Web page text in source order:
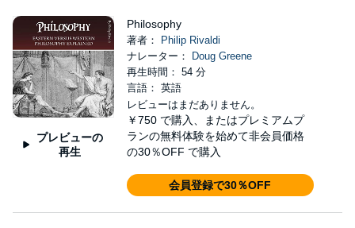
プレビューの
再生
Philosophy
著者：
Philip Rivaldi
ナレーター：
Doug Greene
再生時間： 54 分
言語： 英語
レビューはまだありません。
￥750 で購入、またはプレミアムプ
ランの無料体験を始めて非会員価格
の30％OFF で購入
会員登録で30％OFF